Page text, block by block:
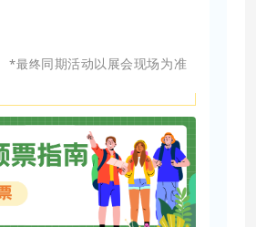
*最终同期活动以展会现场为准